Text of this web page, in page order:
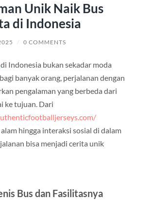
Unik Naik Bus
di Indonesia
/ 0 COMMENTS
di Indonesia bukan sekadar moda
banyak orang, perjalanan dengan
pengalaman yang berbeda dari
ke tujuan. Dari
hingga interaksi sosial di dalam
bisa menjadi cerita unik
Bus dan Fasilitasnya